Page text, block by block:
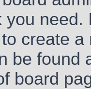
you
create
be found
board